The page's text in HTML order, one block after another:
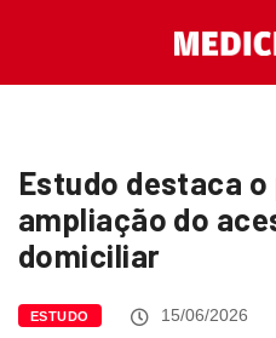
Estudo destaca
ampliação do
domiciliar
ESTUDO 15/06/2026